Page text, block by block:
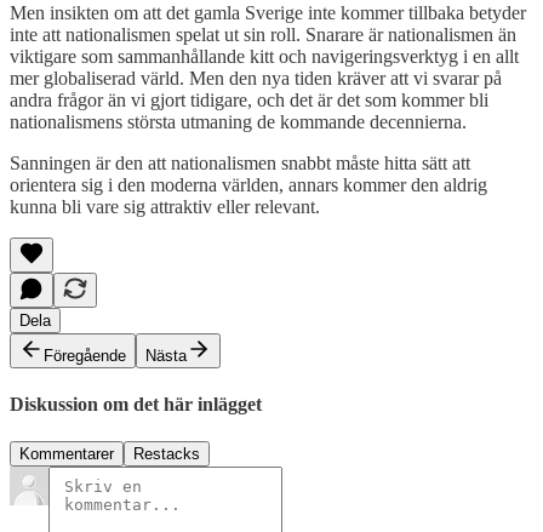
Men insikten om att det gamla Sverige inte kommer tillbaka betyder
inte att nationalismen spelat ut sin roll. Snarare är nationalismen än
viktigare som sammanhållande kitt och navigeringsverktyg i en allt
mer globaliserad värld. Men den nya tiden kräver att vi svarar på
andra frågor än vi gjort tidigare, och det är det som kommer bli
nationalismens största utmaning de kommande decennierna.
Sanningen är den att nationalismen snabbt måste hitta sätt att
orientera sig i den moderna världen, annars kommer den aldrig
kunna bli vare sig attraktiv eller relevant.
Dela
Föregående
Nästa
Diskussion om det här inlägget
Kommentarer Restacks